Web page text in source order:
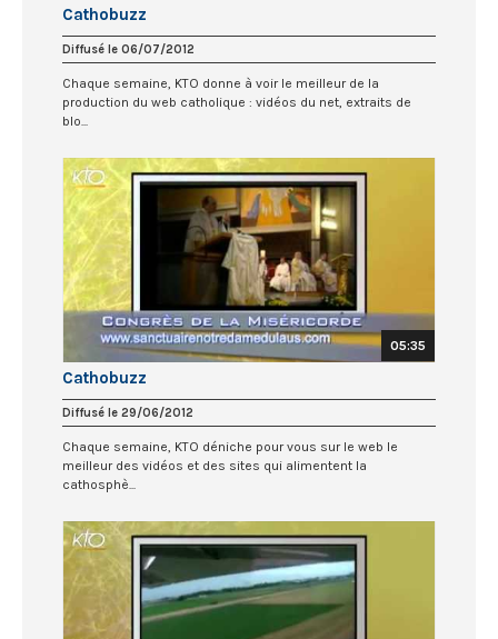
Cathobuzz
Diffusé le 06/07/2012
Chaque semaine, KTO donne à voir le meilleur de la
production du web catholique : vidéos du net, extraits de
blo...
05:35
Cathobuzz
Diffusé le 29/06/2012
Chaque semaine, KTO déniche pour vous sur le web le
meilleur des vidéos et des sites qui alimentent la
cathosphè...